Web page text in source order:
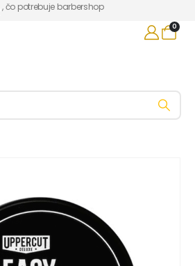
, čo potrebuje barbershop
0